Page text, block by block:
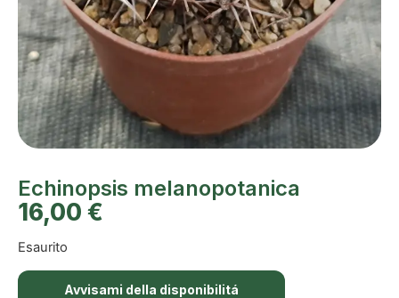
Echinopsis melanopotanica
16,00 €
Esaurito
Avvisami della disponibilitá